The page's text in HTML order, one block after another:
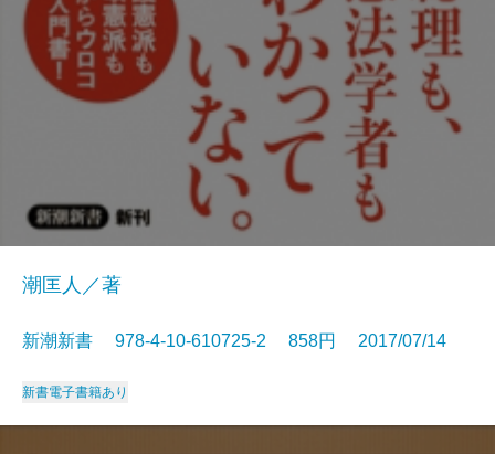
潮匡人／著
新潮新書 978-4-10-610725-2 858円 2017/07/14
新書電子書籍あり